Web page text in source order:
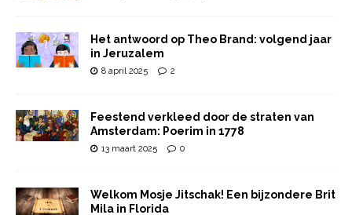
Het antwoord op Theo Brand: volgend jaar
in Jeruzalem
8 april 2025 2
Feestend verkleed door de straten van
Amsterdam: Poerim in 1778
13 maart 2025 0
Welkom Mosje Jitschak! Een bijzondere Brit
Mila in Florida